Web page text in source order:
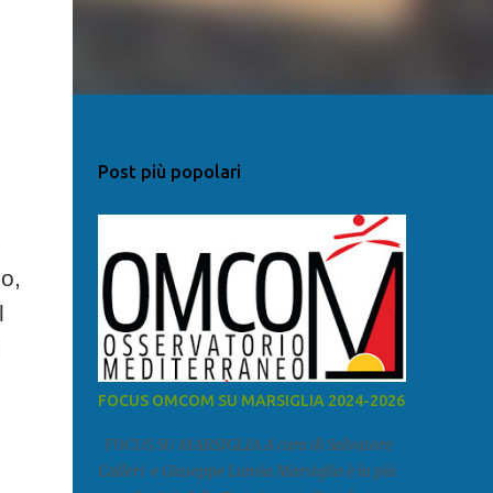
Post più popolari
FOCUS OMCOM SU MARSIGLIA 2024-2026
FOCUS SU MARSIGLIA A cura di Salvatore
Calleri e Giuseppe Lumia Marsiglia è la più